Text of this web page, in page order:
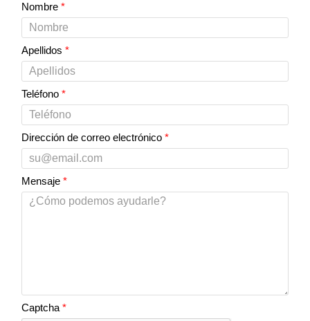
Nombre *
Apellidos *
Teléfono *
Dirección de correo electrónico *
Mensaje *
Captcha*